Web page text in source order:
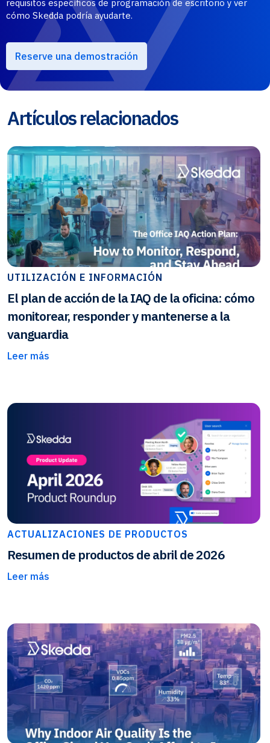
requisitos específicos de programación de escritorio y ver
cómo Skedda podría ayudarte.
Reserve una demostración
Artículos relacionados
UTILIZACIÓN E INFORMACIÓN
El plan de acción de la IAQ de la oficina: cómo
monitorear, responder y mantenerse a la
vanguardia
Leer más
ACTUALIZACIONES DE PRODUCTOS
Resumen de productos de abril de 2026
Leer más